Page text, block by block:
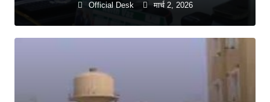
Official Desk मार्च 2, 2026